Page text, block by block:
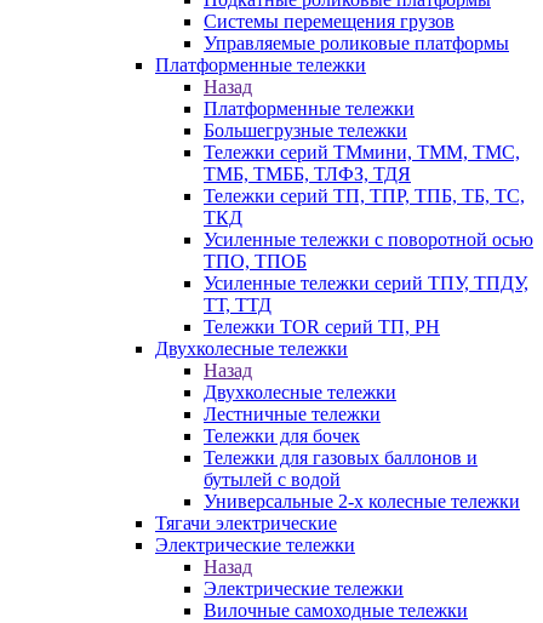
Системы перемещения грузов
Управляемые роликовые платформы
Платформенные тележки
Назад
Платформенные тележки
Большегрузные тележки
Тележки серий ТМмини, ТММ, ТМС,
ТМБ, ТМББ, ТЛФЗ, ТДЯ
Тележки серий ТП, ТПР, ТПБ, ТБ, ТС,
ТКД
Усиленные тележки с поворотной осью
ТПО, ТПОБ
Усиленные тележки серий ТПУ, ТПДУ,
ТТ, ТТД
Тележки TOR серий ТП, PH
Двухколесные тележки
Назад
Двухколесные тележки
Лестничные тележки
Тележки для бочек
Тележки для газовых баллонов и
бутылей с водой
Универсальные 2-х колесные тележки
Тягачи электрические
Электрические тележки
Назад
Электрические тележки
Вилочные самоходные тележки